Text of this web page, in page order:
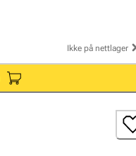
Ikke på nettlager